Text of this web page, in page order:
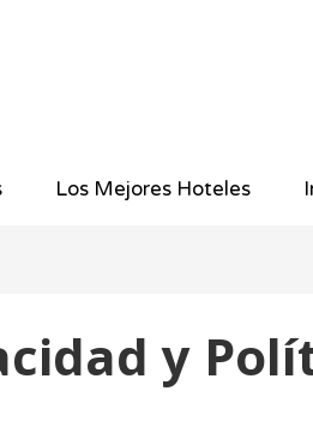
Los Mejores Hoteles
y